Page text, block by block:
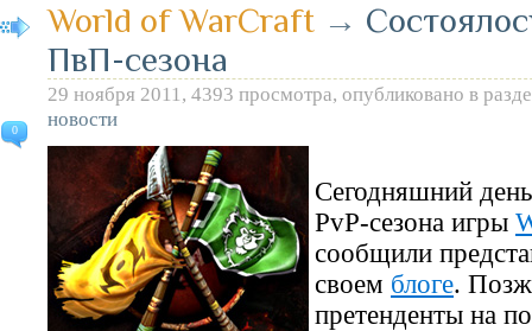
0
World of WarCraft →
ПвП-сезона
29 ноября 2011, 4393 просмотра, опубликовано в
новости
Сегодняшний
PvP-сезона игры
сообщили
своем блоге.
претенденты на